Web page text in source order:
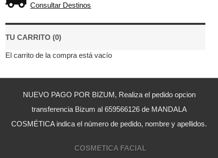
Consultar Destinos
TU CARRITO (0)
El carrito de la compra está vacío
NUEVO PAGO POR BIZUM, Realiza el pedido opcion
transferencia Bizum al 659566126 de MANDALA
COSMÉTICA indica el número de pedido, nombre y apellidos.
COSMETICA FACIAL